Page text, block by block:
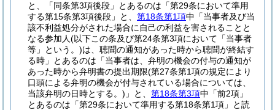
と、「同条第3項後段」とあるのは「第29条において準用
する第15条第3項後段」と、 第18条第1項中「当事者及び当
該不利益処分がされた場合に自己の利益を害されることと
なる参加人(以下この条及び第24条第3項において「当事者
等」という。)は、聴聞の通知があった時から聴聞が終結す
る時」とあるのは「当事者は、弁明の機会の付与の通知が
あった時から弁明書の提出期限(第27条第1項の規定により
口頭による弁明の機会が付与されている場合については、
当該弁明の日時とする。) 」と、 第18条第3項中「前2項」
とあるのは「第29条において準用する第18条第1項」と読